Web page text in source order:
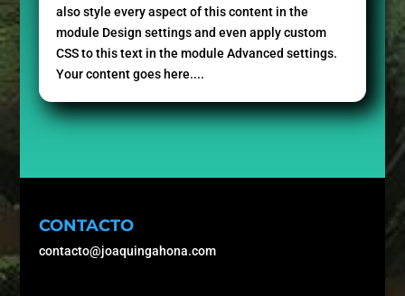
also style every aspect of this content in the
module Design settings and even apply custom
CSS to this text in the module Advanced settings.
Your content goes here....
CONTACTO
contacto@joaquingahona.com